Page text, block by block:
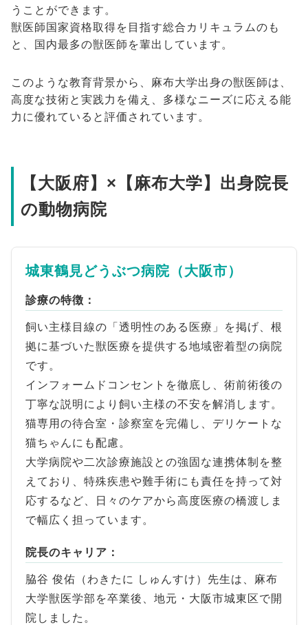
うことができます。
獣医師国家資格取得を目指す総合カリキュラムのも
と、国内最多の獣医師を輩出しています。
このような教育背景から、麻布大学出身の獣医師は、
高度な技術と実践力を備え、多様なニーズに応える能
力に優れていると評価されています。
【大阪府】×【麻布大学】出身院長
の動物病院
城東鶴見どうぶつ病院（大阪市）
診療の特徴：
飼い主様目線の「透明性のある医療」を掲げ、根
拠に基づいた獣医療を提供する地域密着型の病院
です。
インフォームドコンセントを徹底し、術前術後の
丁寧な説明により飼い主様の不安を解消します。
猫専用の待合室・診察室を完備し、デリケートな
猫ちゃんにも配慮。
大学病院や二次診療施設との強固な連携体制を整
えており、特殊疾患や難手術にも責任を持って対
応するなど、日々のケアから高度医療の橋渡しま
で幅広く担っています。
院長のキャリア：
脇谷 俊佑（わきたに しゅんすけ）先生は、麻布
大学獣医学部を卒業後、地元・大阪市城東区で開
院しました。